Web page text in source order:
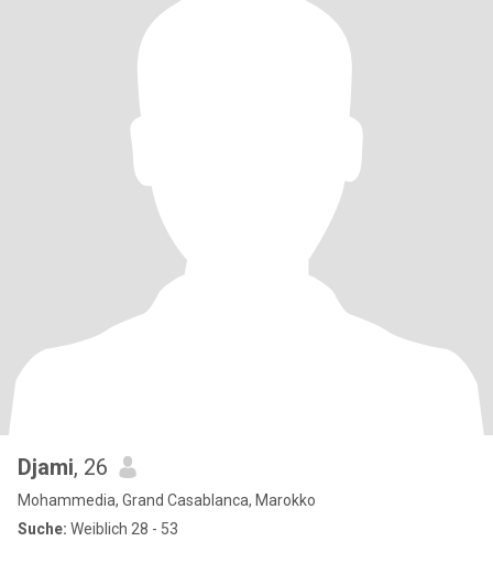
Djami, 26
Mohammedia, Grand Casablanca, Marokko
Suche: Weiblich 28 - 53